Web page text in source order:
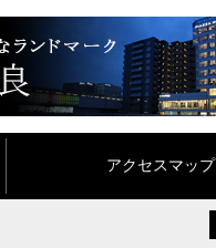
アクセスマップ